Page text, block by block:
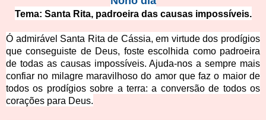
Tema: Santa Rita, padroeira das causas impossíveis.
Ó admirável Santa Rita de Cássia, em virtude dos prodígios
que conseguiste de Deus, foste escolhida como padroeira
de todas as causas impossíveis. Ajuda-nos a sempre mais
confiar no milagre maravilhoso do amor que faz o maior de
todos os prodígios sobre a terra: a conversão de todos os
corações para Deus.